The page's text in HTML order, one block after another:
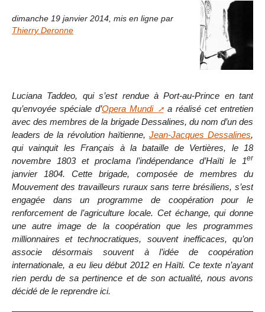
dimanche 19 janvier 2014 mis en ligne par
Thierry Deronne
Luciana Taddeo, qui s’est rendue à Port-au-Prince en tant
qu’envoyée spéciale d’Opera Mundi
a réalisé cet entretien
avec des membres de la brigade Dessalines, du nom d’un des
leaders de la révolution haïtienne, Jean-Jacques Dessalines,
qui vainquit les Français à la bataille de Vertières, le 18
novembre 1803 et proclama l’indépendance d’Haïti le 1er
janvier 1804. Cette brigade, composée de membres du
Mouvement des travailleurs ruraux sans terre brésiliens, s’est
engagée dans un programme de coopération pour le
renforcement de l’agriculture locale. Cet échange, qui donne
une autre image de la coopération que les programmes
millionnaires et technocratiques, souvent inefficaces, qu’on
associe désormais souvent à l’idée de coopération
internationale, a eu lieu début 2012 en Haïti. Ce texte n’ayant
rien perdu de sa pertinence et de son actualité, nous avons
décidé de le reprendre ici.